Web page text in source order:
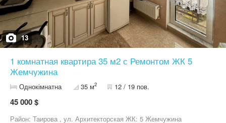
13
1 комнатная квартира 35 м2 с Ремонтом ЖК 5
Жемчужина
Однокімнатна 35 м2 12 / 19 пов.
45 000 $
Район: Таирова , ул. Архитекторская ЖК: 5 Жемчужина